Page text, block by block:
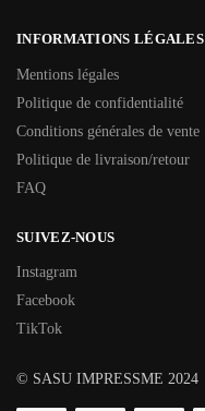
INFORMATIONS LÉGALES
Mentions légales
Politique de confidentialité
Conditions générales de vente
Politique de livraison/retour
FAQ
SUIVEZ-NOUS
Instagram
Facebook
TikTok
© SASU IMPRESSME 2024